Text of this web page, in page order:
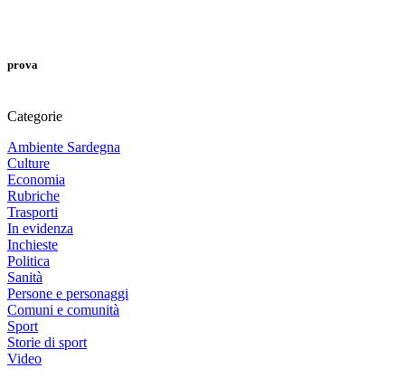
prova
Categorie
Ambiente Sardegna
Culture
Economia
Rubriche
Trasporti
In evidenza
Inchieste
Politica
Sanità
Persone e personaggi
Comuni e comunità
Sport
Storie di sport
Video